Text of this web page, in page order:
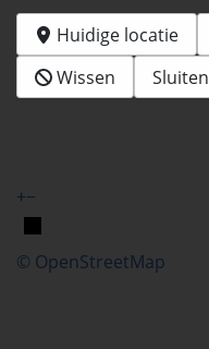
+−
© OpenStreetMap
Huidige locatie
Wissen
Sluiten